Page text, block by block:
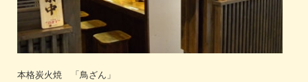
本格炭火焼 「鳥ざん」